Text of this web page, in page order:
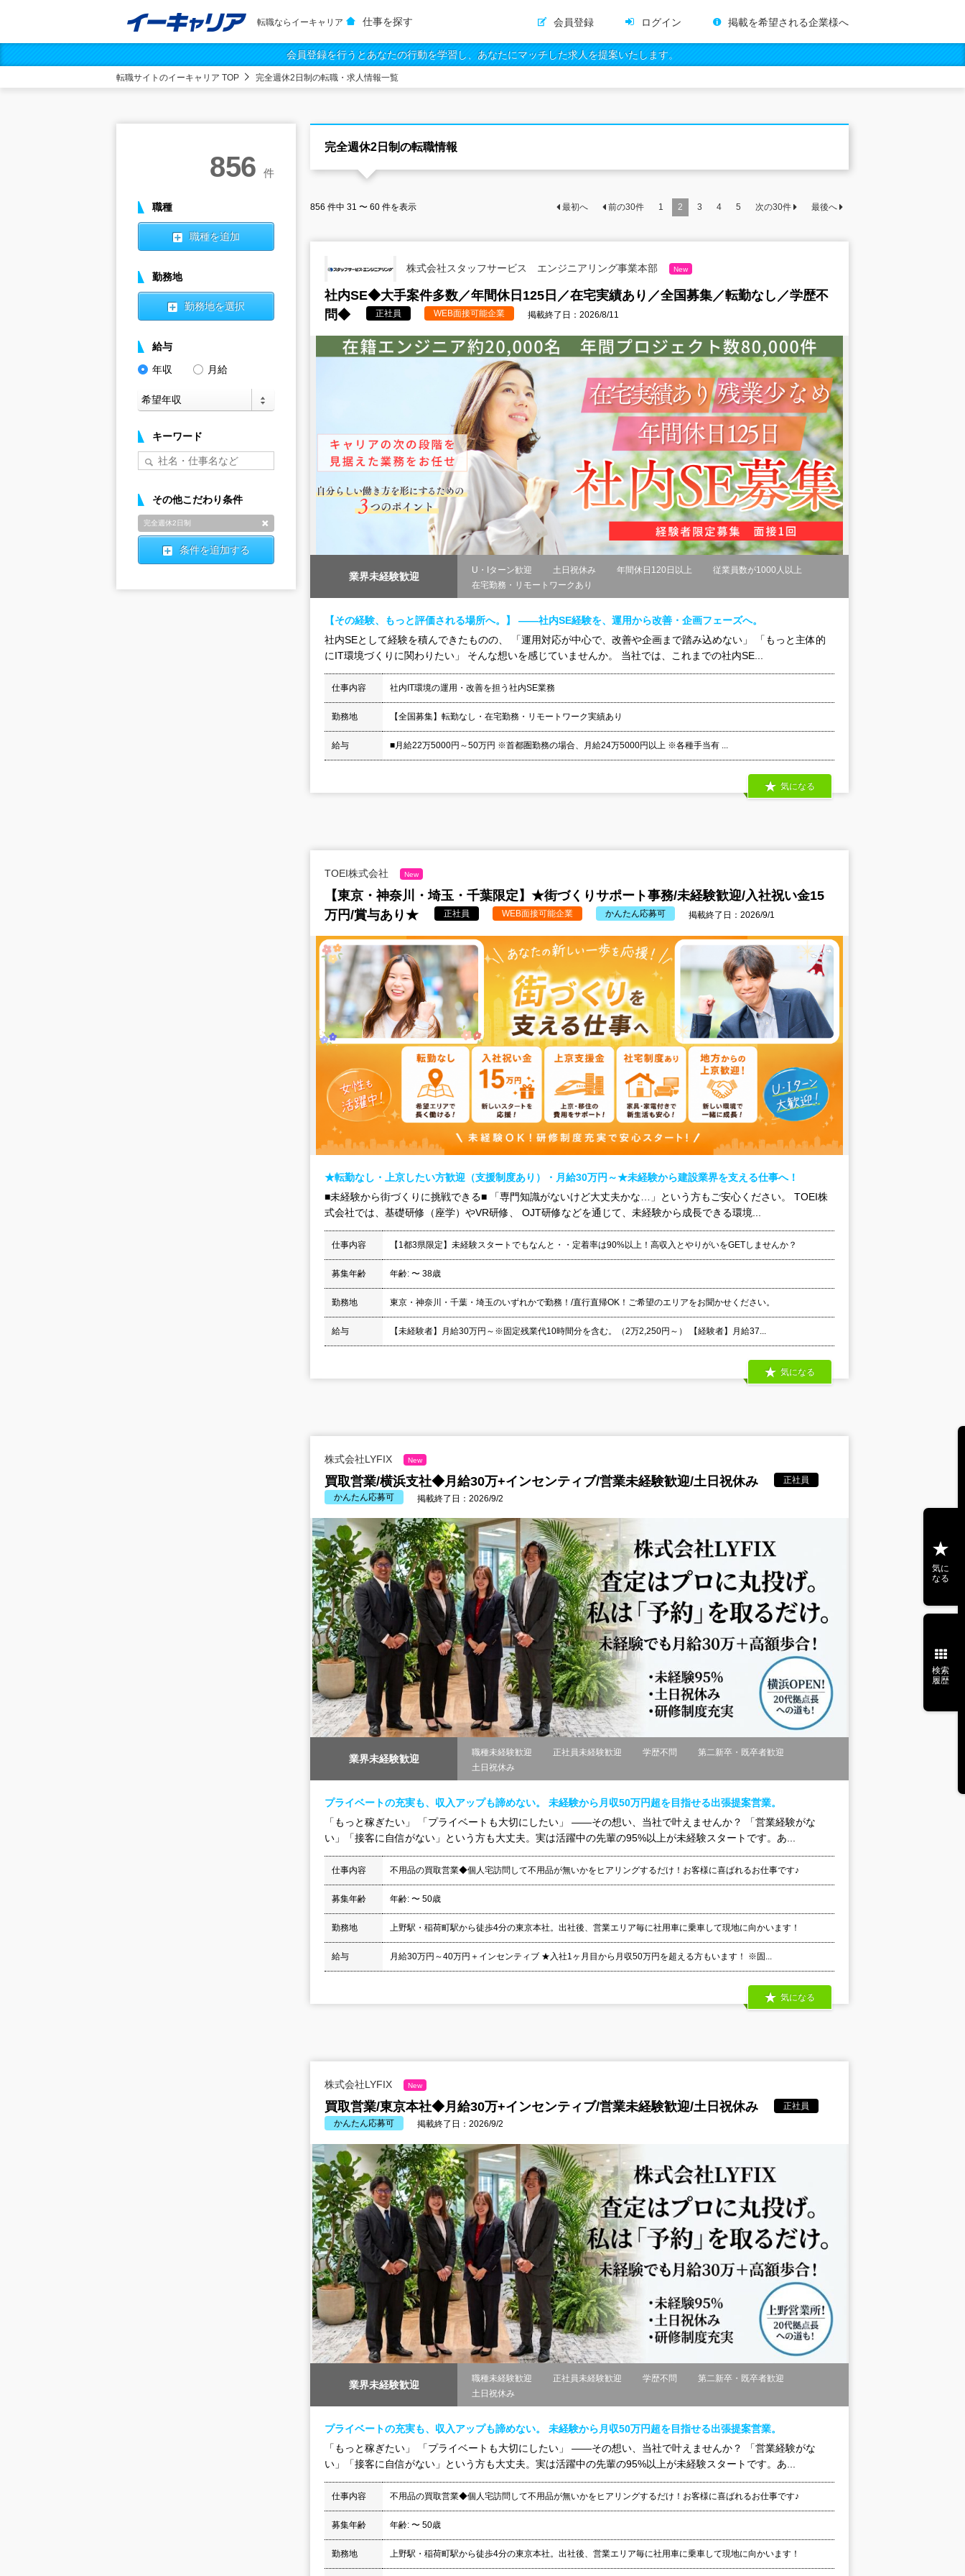
転職ならイーキャリア 仕事を探す 会員登録 ログイン 掲載を希望される企業様へ
会員登録を行うとあなたの行動を学習し、あなたにマッチした求人を提案いたします。
転職サイトのイーキャリア TOP 完全週休2日制の転職・求人情報一覧
完全週休2日制の転職情報
856 件中 31 〜 60 件を表示 最初へ 前の30件 1 2 3 4 5 次の30件 最後へ
株式会社スタッフサービス エンジニアリング事業本部 New
社内SE◆大手案件多数／年間休日125日／在宅実績あり／全国募集／転勤なし／学歴不
問◆
正社員 WEB面接可能企業 掲載終了日：2026/8/11
業界未経験歓迎
U・Iターン歓迎 土日祝休み 年間休日120日以上
従業員数が1000人以上
在宅勤務・リモートワークあり
【その経験、もっと評価される場所へ。】 ――社内SE経験を、運用から改善・企画フェーズへ。
社内SEとして経験を積んできたものの、 「運用対応が中心で、改善や企画まで踏み込めない」 「もっと主体的
にIT環境づくりに関わりたい」 そんな想いを感じていませんか。 当社では、これまでの社内SE...
仕事内容 社内IT環境の運用・改善を担う社内SE業務
勤務地 【全国募集】転勤なし・在宅勤務・リモートワーク実績あり
給与 ■月給22万5000円～50万円 ※首都圏勤務の場合、月給24万5000円以上 ※各種手当有 ...
気になる
TOEI株式会社 New
【東京・神奈川・埼玉・千葉限定】★街づくりサポート事務/未経験歓迎/入社祝い金15
万円/賞与あり★
正社員 WEB面接可能企業 かんたん応募可 掲載終了日：2026/9/1
★転勤なし・上京したい方歓迎（支援制度あり）・月給30万円～★未経験から建設業界を支える仕事へ！
■未経験から街づくりに挑戦できる■ 「専門知識がないけど大丈夫かな…」という方もご安心ください。 TOEI株
式会社では、基礎研修（座学）やVR研修、 OJT研修などを通じて、未経験から成長できる環境...
仕事内容 【1都3県限定】未経験スタートでもなんと・・定着率は90%以上！高収入とやりがいをGETしませんか？
募集年齢 年齢: 〜 38歳
勤務地 東京・神奈川・千葉・埼玉のいずれかで勤務！/直行直帰OK！ご希望のエリアをお聞かせください。
給与 【未経験者】月給30万円～※固定残業代10時間分を含む。（2万2,250円～） 【経験者】月給37...
気になる
株式会社LYFIX New
買取営業/横浜支社◆月給30万+インセンティブ/営業未経験歓迎/土日祝休み
正社員
かんたん応募可
掲載終了日：2026/9/2
業界未経験歓迎
職種未経験歓迎 正社員未経験歓迎 学歴不問
第二新卒・既卒者歓迎
土日祝休み
プライベートの充実も、収入アップも諦めない。 未経験から月収50万円超を目指せる出張提案営業。
「もっと稼ぎたい」 「プライベートも大切にしたい」 ――その想い、当社で叶えませんか？ 「営業経験がな
い」「接客に自信がない」という方も大丈夫。実は活躍中の先輩の95%以上が未経験スタートです。あ...
仕事内容 不用品の買取営業◆個人宅訪問して不用品が無いかをヒアリングするだけ！お客様に喜ばれるお仕事です♪
募集年齢 年齢: 〜 50歳
勤務地 上野駅・稲荷町駅から徒歩4分の東京本社。出社後、営業エリア毎に社用車に乗車して現地に向かいます！
給与 月給30万円～40万円＋インセンティブ ★入社1ヶ月目から月収50万円を超える方もいます！ ※固...
気になる
株式会社LYFIX New
買取営業/東京本社◆月給30万+インセンティブ/営業未経験歓迎/土日祝休み
正社員
かんたん応募可
掲載終了日：2026/9/2
業界未経験歓迎
職種未経験歓迎 正社員未経験歓迎 学歴不問
第二新卒・既卒者歓迎
土日祝休み
プライベートの充実も、収入アップも諦めない。 未経験から月収50万円超を目指せる出張提案営業。
「もっと稼ぎたい」 「プライベートも大切にしたい」 ――その想い、当社で叶えませんか？ 「営業経験がな
い」「接客に自信がない」という方も大丈夫。実は活躍中の先輩の95%以上が未経験スタートです。あ...
仕事内容 不用品の買取営業◆個人宅訪問して不用品が無いかをヒアリングするだけ！お客様に喜ばれるお仕事です♪
募集年齢 年齢: 〜 50歳
勤務地 上野駅・稲荷町駅から徒歩4分の東京本社。出社後、営業エリア毎に社用車に乗車して現地に向かいます！
856 件
職種
職種を追加
勤務地
勤務地を選択
給与
年収
月給
キーワード
その他こだわり条件
完全週休2日制
条件を追加する
気に
なる
検索
履歴